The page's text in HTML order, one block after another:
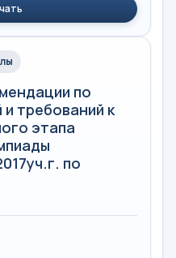
по
требований к
этапа
по